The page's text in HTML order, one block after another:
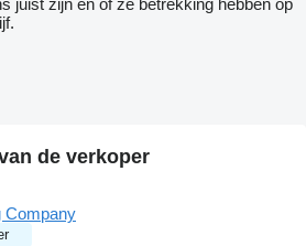
juist zijn en of ze betrekking hebben op
de verkoper
Company